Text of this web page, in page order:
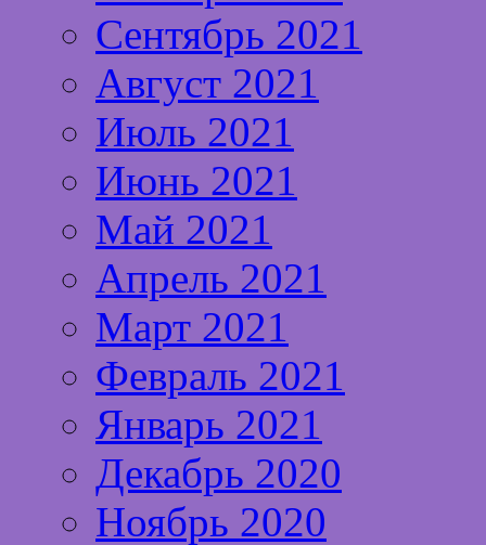
Сентябрь 2021
Август 2021
Июль 2021
Июнь 2021
Май 2021
Апрель 2021
Март 2021
Февраль 2021
Январь 2021
Декабрь 2020
Ноябрь 2020